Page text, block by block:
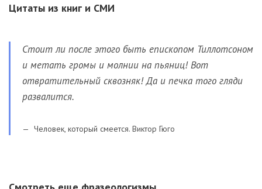
Цитаты из книг и СМИ
Стоит ли после этого быть епископом Тиллотсоном
и метать громы и молнии на пьяниц! Вот
отвратительный сквозняк! Да и печка того гляди
развалится.
Человек, который смеется. Виктор Гюго